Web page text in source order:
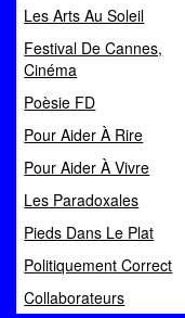
Les Arts Au Soleil
Festival De Cannes,
Cinéma
Poèsie FD
Pour Aider À Rire
Pour Aider À Vivre
Les Paradoxales
Pieds Dans Le Plat
Politiquement Correct
Collaborateurs